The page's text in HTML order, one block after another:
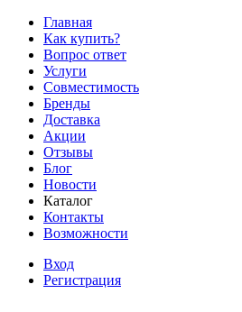
Главная
Как купить?
Вопрос ответ
Услуги
Совместимость
Бренды
Доставка
Акции
Отзывы
Блог
Новости
Каталог
Контакты
Возможности
Вход
Регистрация